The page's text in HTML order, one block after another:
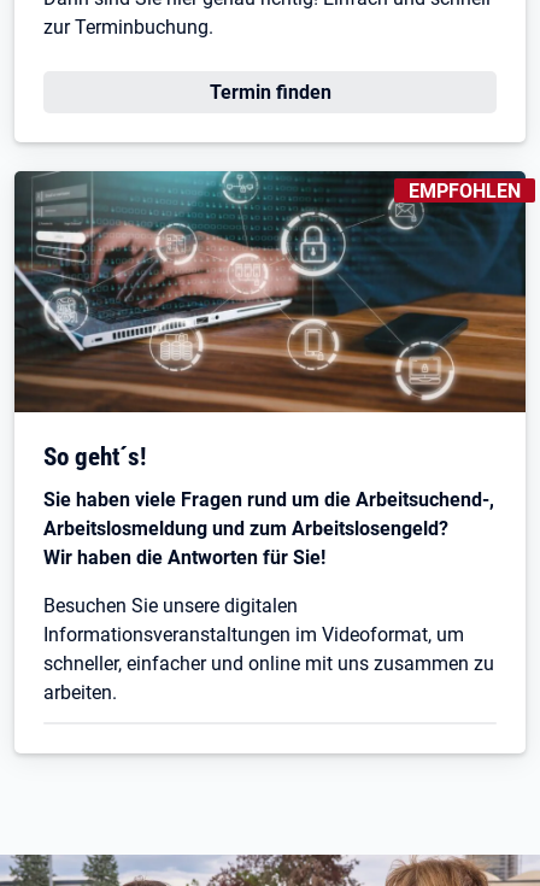
zur Terminbuchung.
Öffnet in neuem Tab
Termin finden
EMPFOHLEN
So geht´s!
Sie haben viele Fragen rund um die Arbeitsuchend-,
Arbeitslosmeldung und zum Arbeitslosengeld?
Wir haben die Antworten für Sie!
Besuchen Sie unsere digitalen
Informationsveranstaltungen im Videoformat, um
schneller, einfacher und online mit uns zusammen zu
arbeiten.